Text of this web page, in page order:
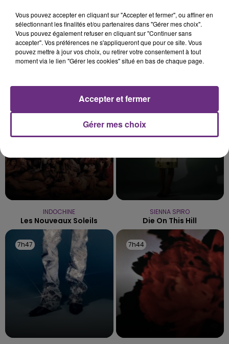
LE MAGASIN JOUÉCLUB DE REIMS FERME
SES PORTES
C'était l'une des institutions du centre-ville
rémois. Le magasin JouéClub est contraint de
fermer ses portes.
INDOCHINE
Les Nouveaux Soleils
SIENNA SPIRO
Die On This Hill
7h47
7h47 7h44
7h44
Vous pouvez accepter en cliquant sur "Accepter et fermer", ou affiner en
sélectionnant les finalités et/ou partenaires dans "Gérer mes choix".
Vous pouvez également refuser en cliquant sur "Continuer sans
accepter". Vos préférences ne s'appliqueront que pour ce site. Vous
pouvez mettre à jour vos choix, ou retirer votre consentement à tout
moment via le lien "Gérer les cookies" situé en bas de chaque page.
Gérer mes choix
Accepter et fermer